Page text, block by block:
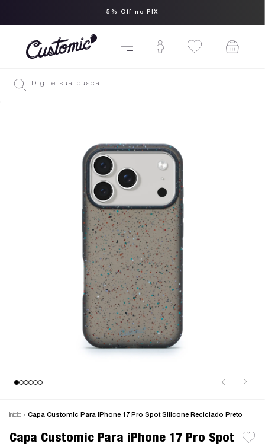
5% Off no PIX
Início Capa Customic Para iPhone 17 Pro Spot Silicone Reciclado Preto
Capa Customic Para iPhone 17 Pro Spot